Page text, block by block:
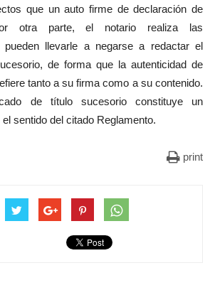
que un auto firme de declaración de
otra parte, el notario realiza las
pueden llevarle a negarse a redactar el
de forma que la autenticidad de
tanto a su firma como a su contenido.
de título sucesorio constituye un
sentido del citado Reglamento.
print